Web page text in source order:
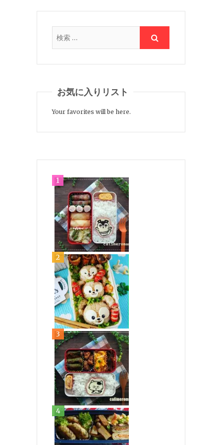
お気に入りリスト
Your favorites will be here.